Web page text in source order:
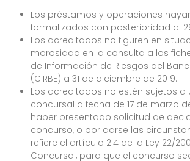
Los préstamos y operaciones
formalizados con posterioridad al
Los acreditados no figuren en
morosidad en la consulta a los
de Información de Riesgos del
(CIRBE) a 31 de diciembre de 2019.
Los acreditados no estén sujetos
concursal a fecha de 17 de marzo
haber presentado solicitud de
concurso, o por darse las
refiere el artículo 2.4 de la Ley 22/
Concursal, para que el concurso